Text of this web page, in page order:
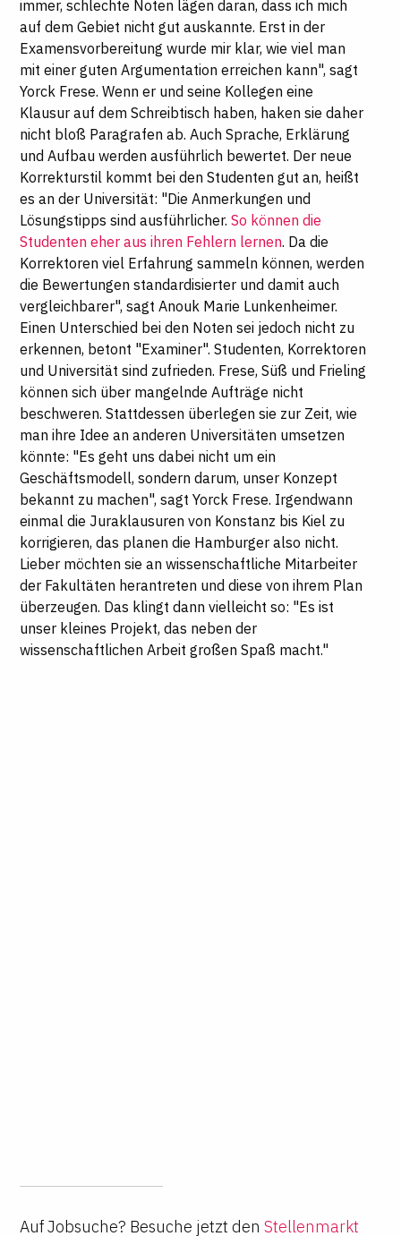
immer, schlechte Noten lägen daran, dass ich mich
auf dem Gebiet nicht gut auskannte. Erst in der
Examensvorbereitung wurde mir klar, wie viel man
mit einer guten Argumentation erreichen kann", sagt
Yorck Frese. Wenn er und seine Kollegen eine
Klausur auf dem Schreibtisch haben, haken sie daher
nicht bloß Paragrafen ab. Auch Sprache, Erklärung
und Aufbau werden ausführlich bewertet. Der neue
Korrekturstil kommt bei den Studenten gut an, heißt
es an der Universität: "Die Anmerkungen und
Lösungstipps sind ausführlicher.So können die
Studenten eher aus ihren Fehlern lernen. Da die
Korrektoren viel Erfahrung sammeln können, werden
die Bewertungen standardisierter und damit auch
vergleichbarer", sagt Anouk Marie Lunkenheimer.
Einen Unterschied bei den Noten sei jedoch nicht zu
erkennen, betont "Examiner". Studenten, Korrektoren
und Universität sind zufrieden. Frese, Süß und Frieling
können sich über mangelnde Aufträge nicht
beschweren. Stattdessen überlegen sie zur Zeit, wie
man ihre Idee an anderen Universitäten umsetzen
könnte: "Es geht uns dabei nicht um ein
Geschäftsmodell, sondern darum, unser Konzept
bekannt zu machen", sagt Yorck Frese. Irgendwann
einmal die Juraklausuren von Konstanz bis Kiel zu
korrigieren, das planen die Hamburger also nicht.
Lieber möchten sie an wissenschaftliche Mitarbeiter
der Fakultäten herantreten und diese von ihrem Plan
überzeugen. Das klingt dann vielleicht so: "Es ist
unser kleines Projekt, das neben der
wissenschaftlichen Arbeit großen Spaß macht."
Auf Jobsuche? Besuche jetzt den Stellenmarkt